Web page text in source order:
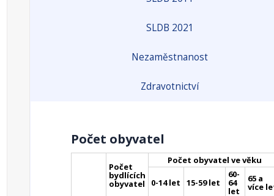
SLDB 2021
Nezaměstnanost
Zdravotnictví
Počet obyvatel
Počet
bydlících
obyvatel
Počet obyvatel ve věku
0-14 let 15-59 let
60-
64
let
65 a
více